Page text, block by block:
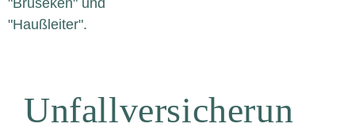
Unfallversicherun